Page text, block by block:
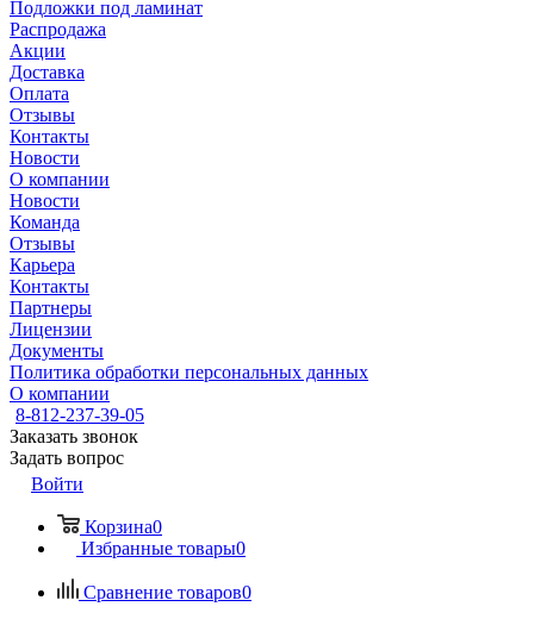
Подложки под ламинат
Распродажа
Акции
Доставка
Оплата
Отзывы
Контакты
Новости
О компании
Новости
Команда
Отзывы
Карьера
Контакты
Партнеры
Лицензии
Документы
Политика обработки персональных данных
О компании
8-812-237-39-05
Заказать звонок
Задать вопрос
Войти
Корзина0
Избранные товары0
Сравнение товаров0